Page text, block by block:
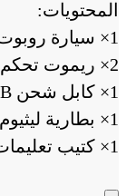
المحتويات:
1× سيارة روبوت
2× ريموت تحكم
1× كابل شحن USB
1× بطارية ليثيوم
1× كتيب تعليمات